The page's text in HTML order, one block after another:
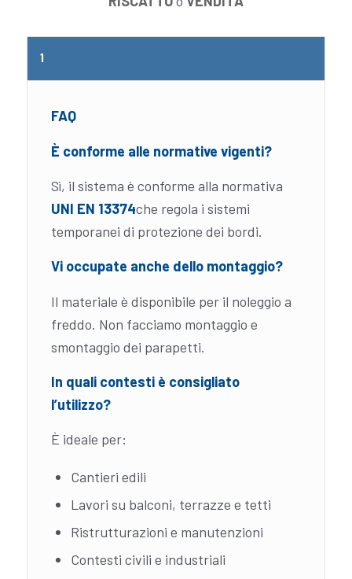
1
FAQ
È conforme alle normative vigenti?
Sì, il sistema è conforme alla normativa
UNI EN 13374che regola i sistemi
temporanei di protezione dei bordi.
Vi occupate anche dello montaggio?
Il materiale è disponibile per il noleggio a
freddo. Non facciamo montaggio e
smontaggio dei parapetti.
In quali contesti è consigliato
l’utilizzo?
È ideale per:
Cantieri edili
Lavori su balconi, terrazze e tetti
Ristrutturazioni e manutenzioni
Contesti civili e industriali